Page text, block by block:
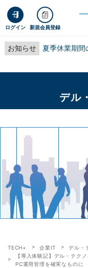
ログイン 新規会員登録
お知らせ 夏季休業期間
デル
TECH+ 企業IT
デル・
【導入体験記】デル・テク
PC運用管理を確実なものに